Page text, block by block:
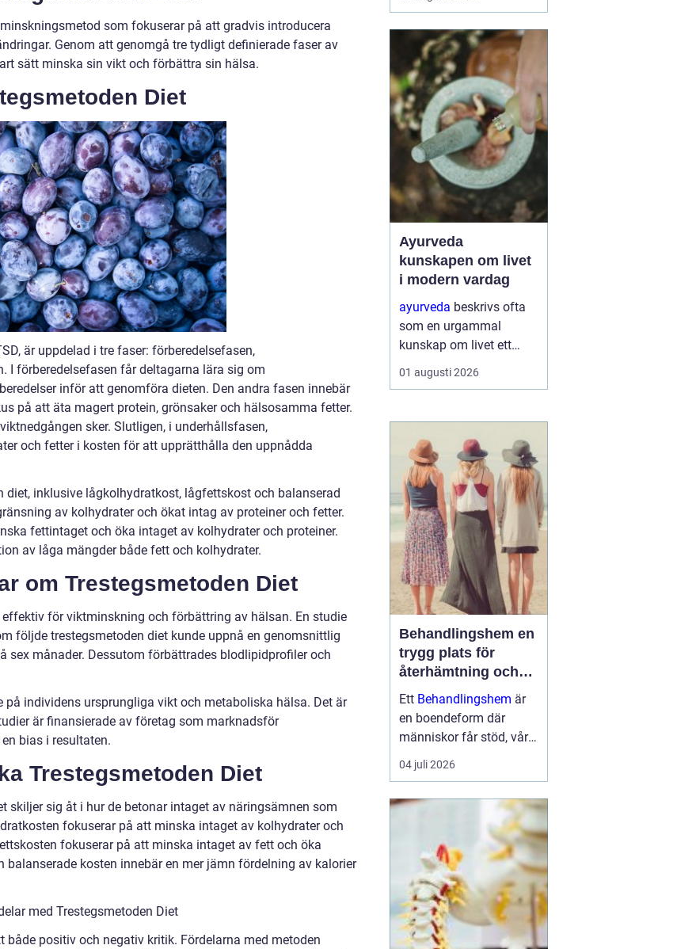
som fokuserar på att gradvis introducera
Genom att genomgå tre tydligt definierade faser av
sätt minska sin vikt och förbättra sin hälsa.
Diet
är uppdelad i tre faser: förberedelsefasen,
I förberedelsefasen får deltagarna lära sig om
inför att genomföra dieten. Den andra fasen innebär
på att äta magert protein, grönsaker och hälsosamma fetter.
sker. Slutligen, i underhållsfasen,
och fetter i kosten för att upprätthålla den uppnådda
diet, inklusive lågkolhydratkost, lågfettskost och balanserad
av kolhydrater och ökat intag av proteiner och fetter.
fettintaget och öka intaget av kolhydrater och proteiner.
av låga mängder både fett och kolhydrater.
om Trestegsmetoden Diet
för viktminskning och förbättring av hälsan. En studie
följde trestegsmetoden diet kunde uppnå en genomsnittlig
sex månader. Dessutom förbättrades blodlipidprofiler och
på individens ursprungliga vikt och metaboliska hälsa. Det är
är finansierade av företag som marknadsför
bias i resultaten.
Trestegsmetoden Diet
skiljer sig åt i hur de betonar intaget av näringsämnen som
fokuserar på att minska intaget av kolhydrater och
fokuserar på att minska intaget av fett och öka
balanserade kosten innebär en mer jämn fördelning av kalorier
med Trestegsmetoden Diet
både positiv och negativ kritik. Fördelarna med metoden
som helst: en liten detalj,
eller en hel fabrik.
Tekniken används i dag
inom industri, bygg,
fastigheter, kulturarv och
infrastruktur för at...
Ayurveda
kunskapen om livet
i modern vardag
ayurveda beskrivs ofta
som en urgammal
kunskap om livet ett
praktiskt system för
hälsa som förenar kropp,
stället för att enbart
fokusera på symptom
försöker ayurvedan
förstå varf...
01 augusti 2026
Behandlingshem en
trygg plats för
återhämtning och
förändring
Ett Behandlingshem är
en boendeform där
människor får stöd, vård
och struktur under en
period i livet när det
öppenvården inte räcker.
Målet är att skapa
trygghet, stabilitet och
förutsättni...
04 juli 2026